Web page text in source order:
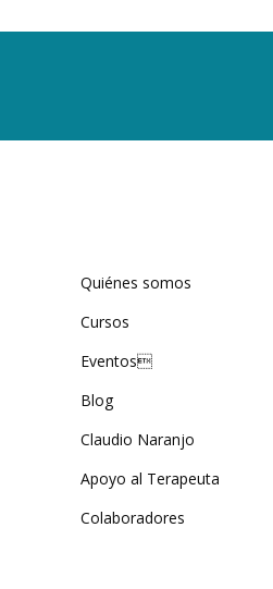
Quiénes somos
Cursos
Eventos
Blog
Claudio Naranjo
Apoyo al Terapeuta
Colaboradores